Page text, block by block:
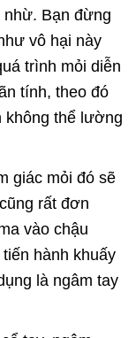
nhừ. Bạn đừng
vô hại này
trình mỏi diễn
tính, theo đó
không thể lường
giác mỏi đó sẽ
rất đơn
vào chậu
hành khuấy
là ngâm tay